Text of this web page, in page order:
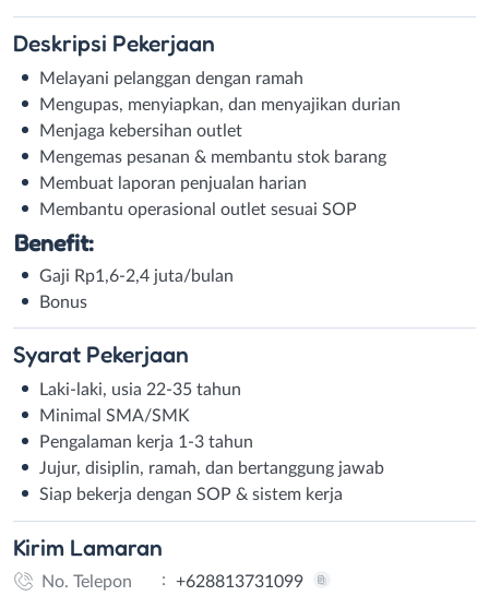
Deskripsi Pekerjaan
Melayani pelanggan dengan ramah
Mengupas, menyiapkan, dan menyajikan durian
Menjaga kebersihan outlet
Mengemas pesanan & membantu stok barang
Membuat laporan penjualan harian
Membantu operasional outlet sesuai SOP
Benefit:
Gaji Rp1,6-2,4 juta/bulan
Bonus
Syarat Pekerjaan
Laki-laki, usia 22-35 tahun
Minimal SMA/SMK
Pengalaman kerja 1-3 tahun
Jujur, disiplin, ramah, dan bertanggung jawab
Siap bekerja dengan SOP & sistem kerja
Kirim Lamaran
No. Telepon : +628813731099
WhatsApp